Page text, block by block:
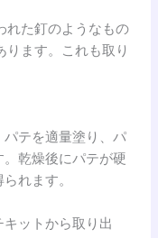
れた釘のようなもの
ります。これも取り
テを適量塗り、パ
乾燥後にパテが硬
れます。
ットから取り出